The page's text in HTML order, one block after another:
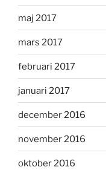
maj 2017
mars 2017
februari 2017
januari 2017
december 2016
november 2016
oktober 2016